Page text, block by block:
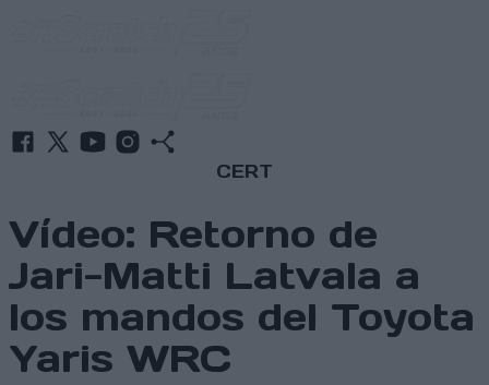
CERT
Vídeo: Retorno de
Jari-Matti Latvala a
los mandos del Toyota
Yaris WRC